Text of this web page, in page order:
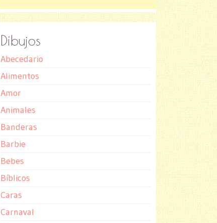
Dibujos
Abecedario
Alimentos
Amor
Animales
Banderas
Barbie
Bebes
Bíblicos
Caras
Carnaval